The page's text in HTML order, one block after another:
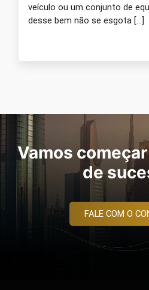
veículo ou um conjunto de
desse bem não se esgota […]
Vamos
de
FALE COM O